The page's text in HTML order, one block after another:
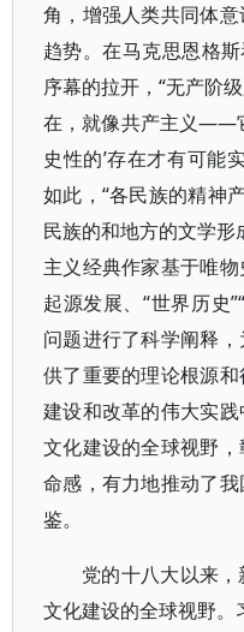
角，增强人类共同体
趋势。在马克思恩格
序幕的拉开，“无产阶
在，就像共产主义——
史性的’存在才有可能
如此，“各民族的精神
民族的和地方的文学形
主义经典作家基于唯
起源发展、“世界历史
问题进行了科学阐释
供了重要的理论根源和
建设和改革的伟大实
文化建设的全球视野
命感，有力地推动了
鉴。
党的十八大以来
文化建设的全球视野。